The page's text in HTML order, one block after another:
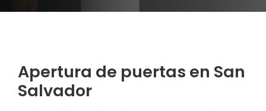
Apertura de puertas en San
Salvador